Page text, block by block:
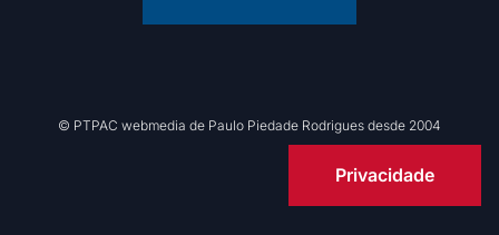
© PTPAC webmedia de Paulo Piedade Rodrigues desde 2004
Privacidade